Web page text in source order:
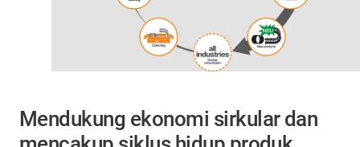
Mendukung ekonomi sirkular dan